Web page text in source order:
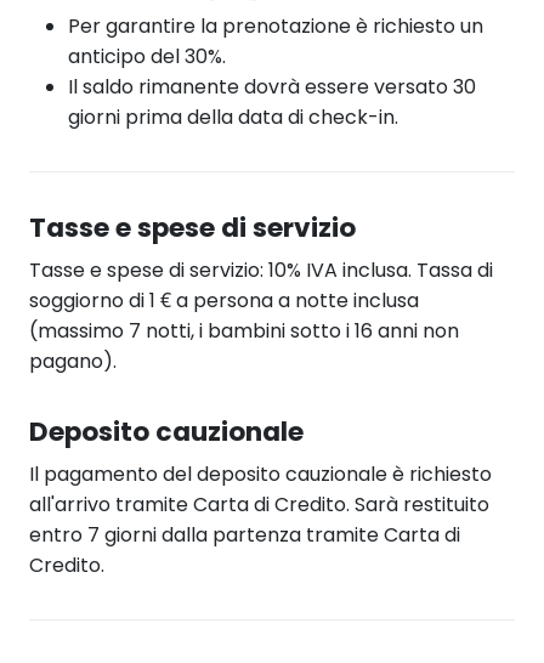
Per garantire la prenotazione è richiesto un
anticipo del 30%.
Il saldo rimanente dovrà essere versato 30
giorni prima della data di check-in.
Tasse e spese di servizio
Tasse e spese di servizio: 10% IVA inclusa. Tassa di
soggiorno di 1 € a persona a notte inclusa
(massimo 7 notti, i bambini sotto i 16 anni non
pagano).
Deposito cauzionale
Il pagamento del deposito cauzionale è richiesto
all'arrivo tramite Carta di Credito. Sarà restituito
entro 7 giorni dalla partenza tramite Carta di
Credito.